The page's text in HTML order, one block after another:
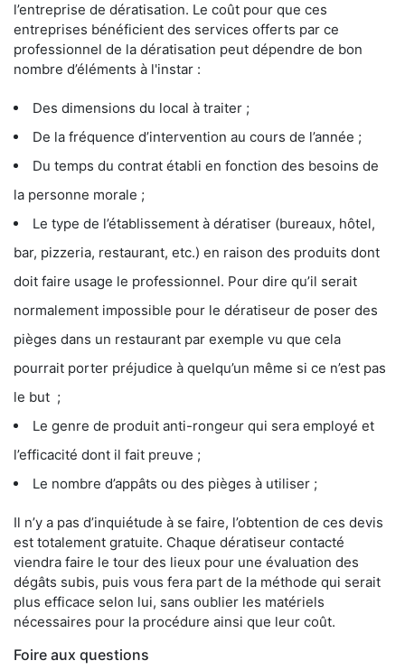
l’entreprise de dératisation. Le coût pour que ces
entreprises bénéficient des services offerts par ce
professionnel de la dératisation peut dépendre de bon
nombre d’éléments à l'instar :
Des dimensions du local à traiter ;
De la fréquence d’intervention au cours de l’année ;
Du temps du contrat établi en fonction des besoins de
la personne morale ;
Le type de l’établissement à dératiser (bureaux, hôtel,
bar, pizzeria, restaurant, etc.) en raison des produits dont
doit faire usage le professionnel. Pour dire qu’il serait
normalement impossible pour le dératiseur de poser des
pièges dans un restaurant par exemple vu que cela
pourrait porter préjudice à quelqu’un même si ce n’est pas
le but ;
Le genre de produit anti-rongeur qui sera employé et
l’efficacité dont il fait preuve ;
Le nombre d’appâts ou des pièges à utiliser ;
Il n’y a pas d’inquiétude à se faire, l’obtention de ces devis
est totalement gratuite. Chaque dératiseur contacté
viendra faire le tour des lieux pour une évaluation des
dégâts subis, puis vous fera part de la méthode qui serait
plus efficace selon lui, sans oublier les matériels
nécessaires pour la procédure ainsi que leur coût.
Foire aux questions